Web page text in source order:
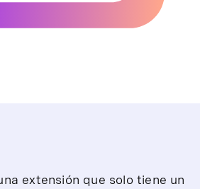
extensión que solo tiene un